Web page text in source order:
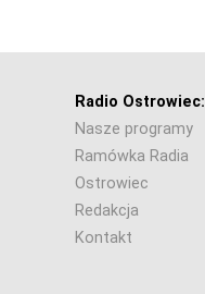
Radio Ostrowiec:
Nasze programy
Ramówka Radia
Ostrowiec
Redakcja
Kontakt